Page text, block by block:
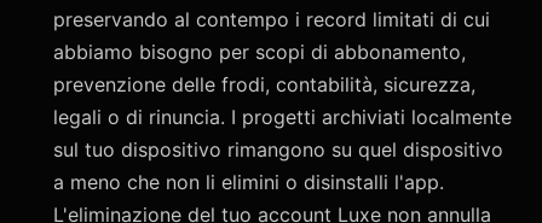
preservando al contempo i record limitati di cui
abbiamo bisogno per scopi di abbonamento,
prevenzione delle frodi, contabilità, sicurezza,
legali o di rinuncia. I progetti archiviati localmente
sul tuo dispositivo rimangono su quel dispositivo
a meno che non li elimini o disinstalli l'app.
L'eliminazione del tuo account Luxe non annulla